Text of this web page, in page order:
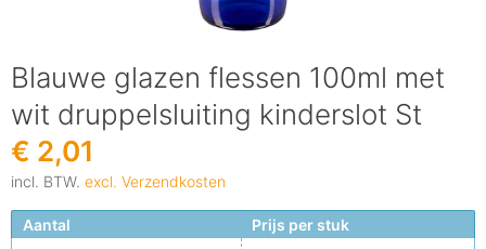
Blauwe glazen flessen 100ml met
wit druppelsluiting kinderslot St
€ 2,01
incl. BTW. excl. Verzendkosten
Aantal
Prijs per stuk